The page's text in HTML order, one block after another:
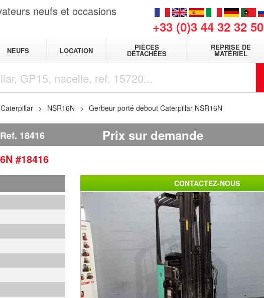
neufs et occasions
+33 (0)3 44 32 32 50
NEUFS LOCATION PIÈCES
DÉTACHÉES
REPRISE DE
MATÉRIEL
Caterpillar NSR16N Gerbeur porté debout Caterpillar NSR16N
Ref. 18416 Prix sur demande
#18416
CONTACTEZ-NOUS